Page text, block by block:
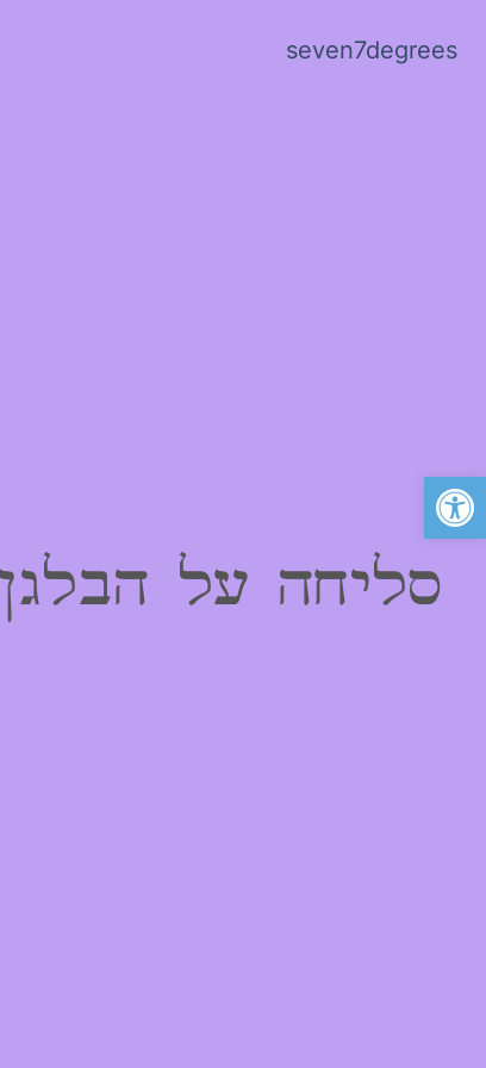
פתח סרגל נגישות
seven7degrees
סליחה על